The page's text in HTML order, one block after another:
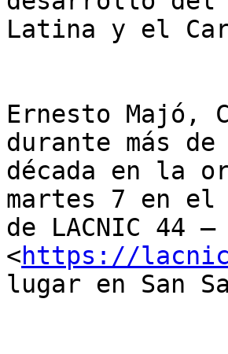
Latina y el
Ernesto Majó,
durante más de
década en la
martes 7 en el
de LACNIC 44 –
<https://
lugar en San